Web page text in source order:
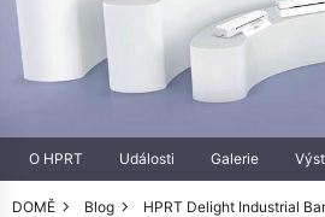
O HPRT Události Galerie
DOMĚ Blog HPRT Delight Industrial